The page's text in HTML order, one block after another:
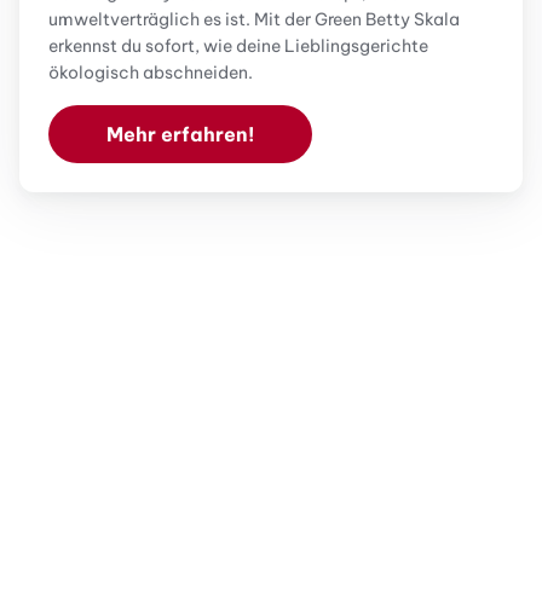
umweltverträglich es ist. Mit der Green Betty Skala
erkennst du sofort, wie deine Lieblingsgerichte
ökologisch abschneiden.
Mehr erfahren!